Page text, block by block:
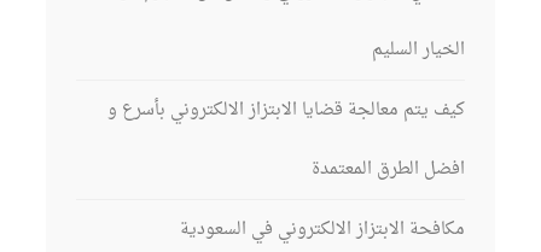
الخيار السليم
كيف يتم معالجة قضايا الابتزاز الالكتروني بأسرع و
افضل الطرق المعتمدة
مكافحة الابتزاز الالكتروني في السعودية